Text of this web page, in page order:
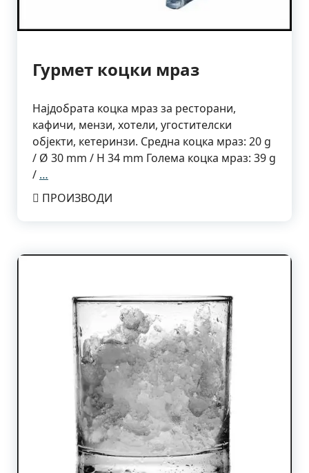
Гурмет коцки мраз
Најдобрата коцка мраз за ресторани,
кафичи, мензи, хотели, угостителски
објекти, кетеринзи. Средна коцка мраз: 20 g
/ Ø 30 mm / H 34 mm Голема коцка мраз: 39 g
/ …
ПРОИЗВОДИ